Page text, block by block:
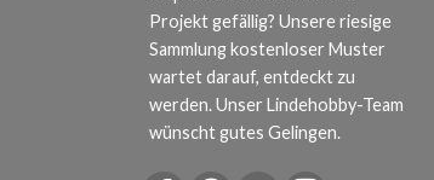
Projekt gefällig? Unsere riesige
Sammlung kostenloser Muster
wartet darauf, entdeckt zu
werden. Unser Lindehobby-Team
wünscht gutes Gelingen.